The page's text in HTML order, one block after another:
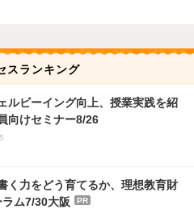
スランキング
ルビーイング向上、授業実践を紹
向けセミナー8/26
く力をどう育てるか、理想教育財
ム7/30大阪
PR